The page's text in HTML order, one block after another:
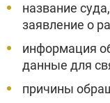
название
заявление о
информация
данные для
причины